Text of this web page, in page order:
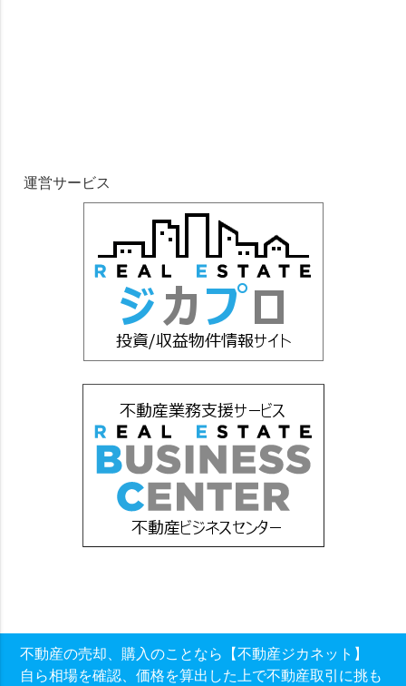
運営サービス
不動産の売却、購入のことなら【不動産ジカネット】
自ら相場を確認、価格を算出した上で不動産取引に挑も